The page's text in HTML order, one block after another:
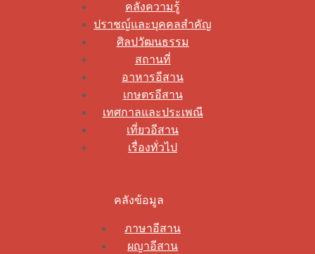
คลังความรู้
ปราชญ์และบุคคลสำคัญ
ศิลปวัฒนธรรม
สถานที่
อาหารอีสาน
เกษตรอีสาน
เทศกาลและประเพณี
เที่ยวอีสาน
เรื่องทั่วไป
คลังข้อมูล
ภาษาอีสาน
ผญาอีสาน